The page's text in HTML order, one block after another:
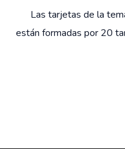
Las tarjetas de la
están formadas por 20